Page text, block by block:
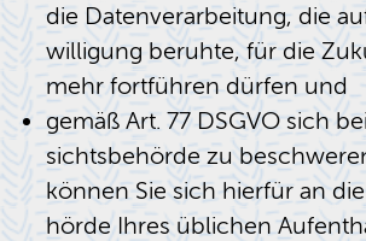
die Da­ten­ver­ar­bei­tung, die
wil­li­gung be­ruh­te, für die
mehr fort­füh­ren dür­fen und
gemäß Art. 77 DSGVO sich
sichts­be­hör­de zu
kön­nen Sie sich hier­für an
hör­de Ihres üb­li­chen